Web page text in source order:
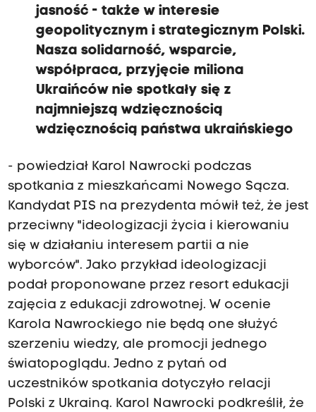
jasność - także w interesie
geopolitycznym i strategicznym Polski.
Nasza solidarność, wsparcie,
współpraca, przyjęcie miliona
Ukraińców nie spotkały się z
najmniejszą wdzięcznością
wdzięcznością państwa ukraińskiego
- powiedział Karol Nawrocki podczas
spotkania z mieszkańcami Nowego Sącza.
Kandydat PIS na prezydenta mówił też, że jest
przeciwny "ideologizacji życia i kierowaniu
się w działaniu interesem partii a nie
wyborców". Jako przykład ideologizacji
podał proponowane przez resort edukacji
zajęcia z edukacji zdrowotnej. W ocenie
Karola Nawrockiego nie będą one służyć
szerzeniu wiedzy, ale promocji jednego
światopoglądu. Jedno z pytań od
uczestników spotkania dotyczyło relacji
Polski z Ukrainą. Karol Nawrocki podkreślił, że